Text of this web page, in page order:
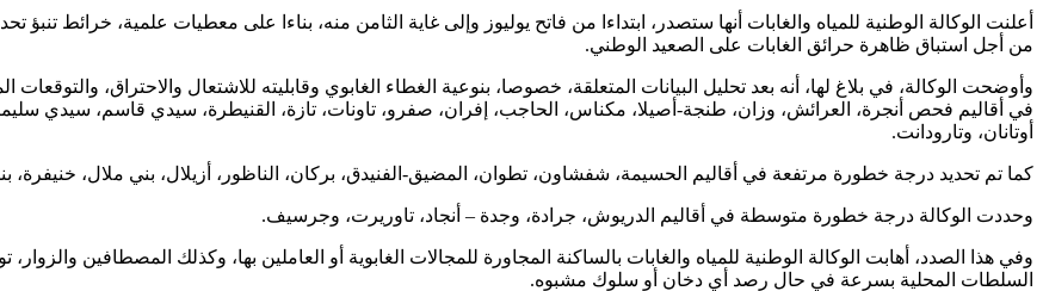
أعلنت الوكالة الوطنية للمياه والغابات أنها ستصدر، ابتداءا من فاتح يوليوز وإلى غاية الثامن منه، بناءا على معطيات علمية، خرائط
من أجل استباق ظاهرة حرائق الغابات على الصعيد الوطني.
وأوضحت الوكالة، في بلاغ لها، أنه بعد تحليل البيانات المتعلقة، خصوصا، بنوعية الغطاء الغابوي وقابليته للاشتعال والاحتراق،
في أقاليم فحص أنجرة، العرائش، وزان، طنجة-أصيلا، مكناس، الحاجب، إفران، صفرو، تاونات، تازة، القنيطرة، سيدي قاسم، سيدي
أوتانان، وتارودانت.
كما تم تحديد درجة خطورة مرتفعة في أقاليم الحسيمة، شفشاون، تطوان، المضيق-الفنيدق، بركان، الناظور، أزيلال، بني ملال، خنيفرة،
وحددت الوكالة درجة خطورة متوسطة في أقاليم الدريوش، جرادة، وجدة – أنجاد، تاوريرت، وجرسيف.
وفي هذا الصدد، أهابت الوكالة الوطنية للمياه والغابات بالساكنة المجاورة للمجالات الغابوية أو العاملين بها، وكذلك المصطافين
السلطات المحلية بسرعة في حال رصد أي دخان أو سلوك مشبوه.